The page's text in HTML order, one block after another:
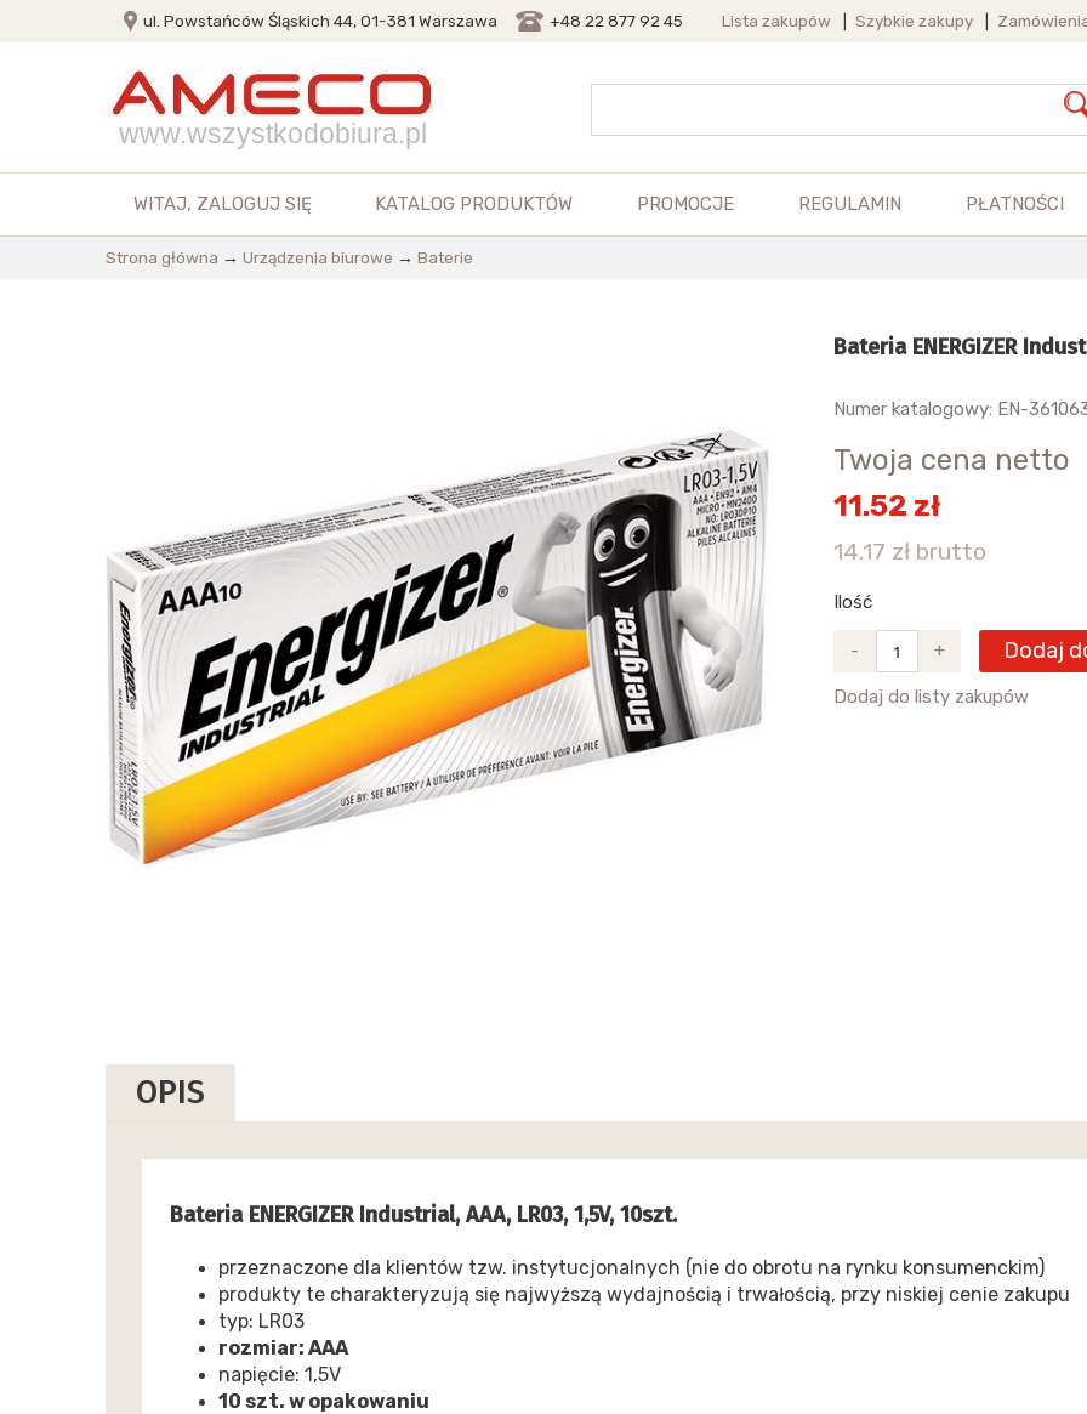
ul. Powstańców Śląskich 44, 01-381 Warszawa +48 22 877 92 45 Lista zakupów Szybkie zakupy
www.wszystkodobiura.pl
WITAJ, ZALOGUJ SIĘ KATALOG PRODUKTÓW PROMOCJE REGULAMIN PŁATNOŚCI
Strona główna → Urządzenia biurowe → Baterie
Bateria ENERGIZER
Numer katalogowy: EN-
Twoja cena netto
11.52 zł
14.17 zł brutto
Ilość
- + Dodaj
Dodaj do listy zakupów
OPIS
Bateria ENERGIZER Industrial, AAA, LR03, 1,5V, 10szt.
przeznaczone dla klientów tzw. instytucjonalnych (nie do obrotu na rynku konsumenckim)
produkty te charakteryzują się najwyższą wydajnością i trwałością, przy niskiej cenie zakupu
typ: LR03
rozmiar: AAA
napięcie: 1,5V
10 szt. w opakowaniu